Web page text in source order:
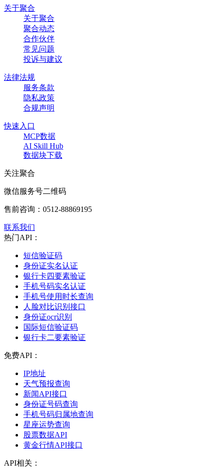
关于聚合
关于聚合
聚合动态
合作伙伴
常见问题
投诉与建议
法律法规
服务条款
隐私政策
合规声明
快速入口
MCP数据
AI Skill Hub
数据块下载
关注聚合
微信服务号二维码
售前咨询： 0512-88869195
联系我们
热门API：
短信验证码
身份证实名认证
银行卡四要素验证
手机号码实名认证
手机号使用时长查询
人脸对比识别接口
身份证ocr识别
国际短信验证码
银行卡二要素验证
免费API：
IP地址
天气预报查询
新闻API接口
身份证号码查询
手机号码归属地查询
星座运势查询
股票数据API
黄金行情API接口
API相关：